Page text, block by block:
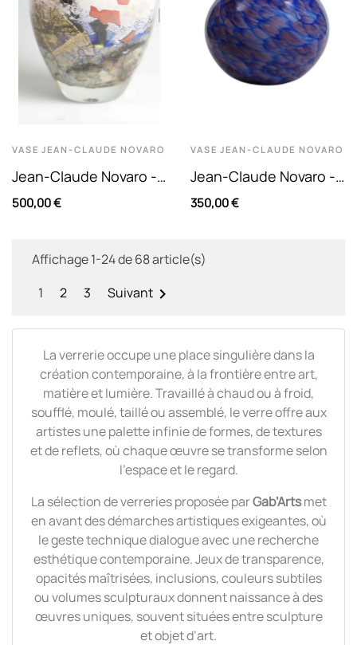
VASE JEAN-CLAUDE NOVARO
Jean-Claude Novaro -
Vase Balustre En Verre
500,00 €
VASE JEAN-CLAUDE NOVARO
Jean-Claude Novaro -
Vase Boule À Col Étroit
350,00 €
Affichage 1-24 de 68 article(s)
1
2 3 Suivant 
La verrerie occupe une place singulière dans la
création contemporaine, à la frontière entre art,
matière et lumière. Travaillé à chaud ou à froid,
soufflé, moulé, taillé ou assemblé, le verre offre aux
artistes une palette infinie de formes, de textures
et de reflets, où chaque œuvre se transforme selon
l’espace et le regard.
La sélection de verreries proposée parGab’Artsmet
en avant des démarches artistiques exigeantes, où
le geste technique dialogue avec une recherche
esthétique contemporaine. Jeux de transparence,
opacités maîtrisées, inclusions, couleurs subtiles
ou volumes sculpturaux donnent naissance à des
œuvres uniques, souvent situées entre sculpture
et objet d’art.